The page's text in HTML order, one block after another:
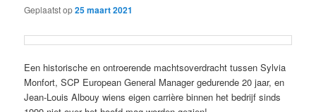
Geplaatst op25 maart 2021
Een historische en ontroerende machtsoverdracht tussen Sylvia
Monfort, SCP European General Manager gedurende 20 jaar, en
Jean-Louis Albouy wiens eigen carrière binnen het bedrijf sinds